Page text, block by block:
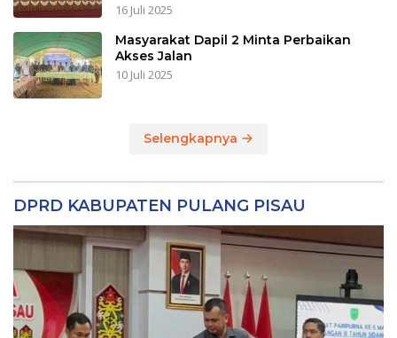
16 Juli 2025
Masyarakat Dapil 2 Minta Perbaikan
Akses Jalan
10 Juli 2025
Selengkapnya
DPRD KABUPATEN PULANG PISAU